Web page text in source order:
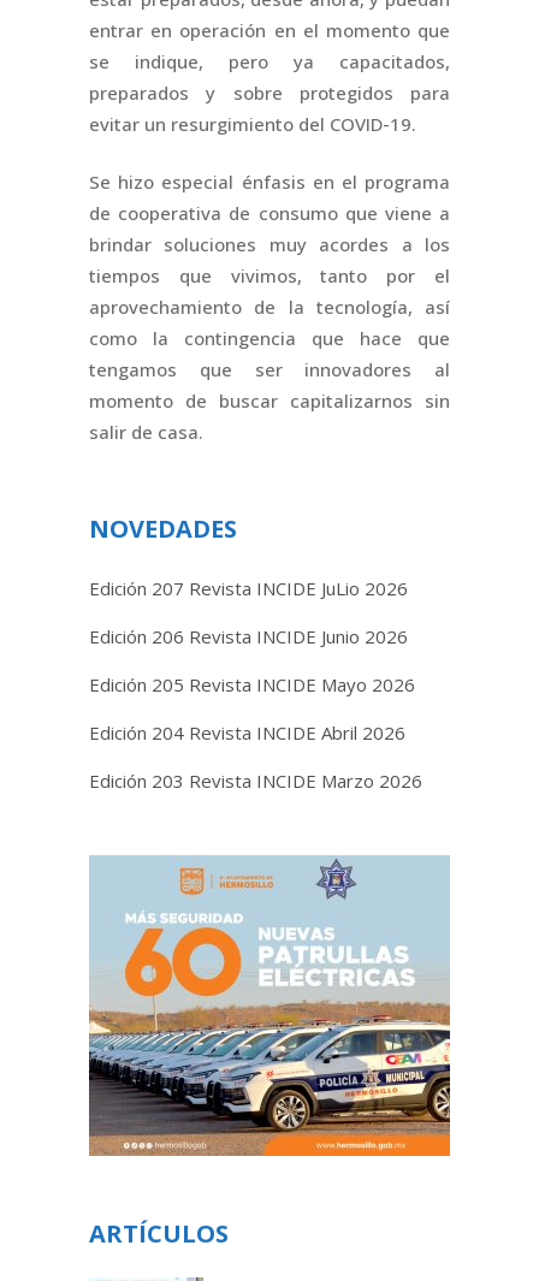
entrar en operación en el momento que
se indique, pero ya capacitados,
preparados y sobre protegidos para
evitar un resurgimiento del COVID-19.
Se hizo especial énfasis en el programa
de cooperativa de consumo que viene a
brindar soluciones muy acordes a los
tiempos que vivimos, tanto por el
aprovechamiento de la tecnología, así
como la contingencia que hace que
tengamos que ser innovadores al
momento de buscar capitalizarnos sin
salir de casa.
NOVEDADES
Edición 207 Revista INCIDE JuLio 2026
Edición 206 Revista INCIDE Junio 2026
Edición 205 Revista INCIDE Mayo 2026
Edición 204 Revista INCIDE Abril 2026
Edición 203 Revista INCIDE Marzo 2026
ARTÍCULOS